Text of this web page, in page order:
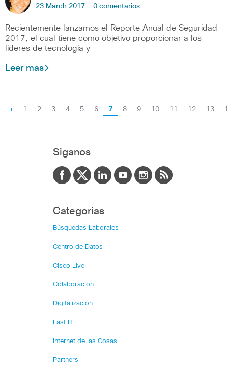
23 March 2017 - 0 comentarios
Recientemente lanzamos el Reporte Anual de Seguridad
2017, el cual tiene como objetivo proporcionar a los
líderes de tecnología y
Leer mas
‹ 1 2 3 4 5 6 7 8 9 10 11 12 13
Siganos
Categorías
Búsquedas Laborales
Centro de Datos
Cisco Live
Colaboración
Digitalización
Fast IT
Internet de las Cosas
Partners